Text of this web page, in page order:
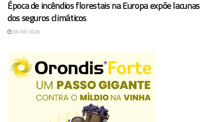
Época de incêndios florestais na Europa expõe lacunas
dos seguros climáticos
08/08/2026